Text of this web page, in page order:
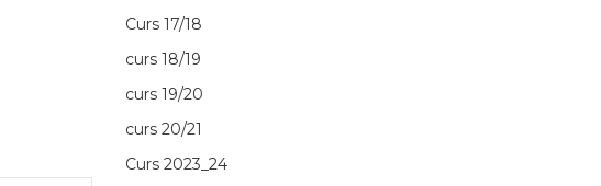
Curs 17/18
curs 18/19
curs 19/20
curs 20/21
Curs 2023_24